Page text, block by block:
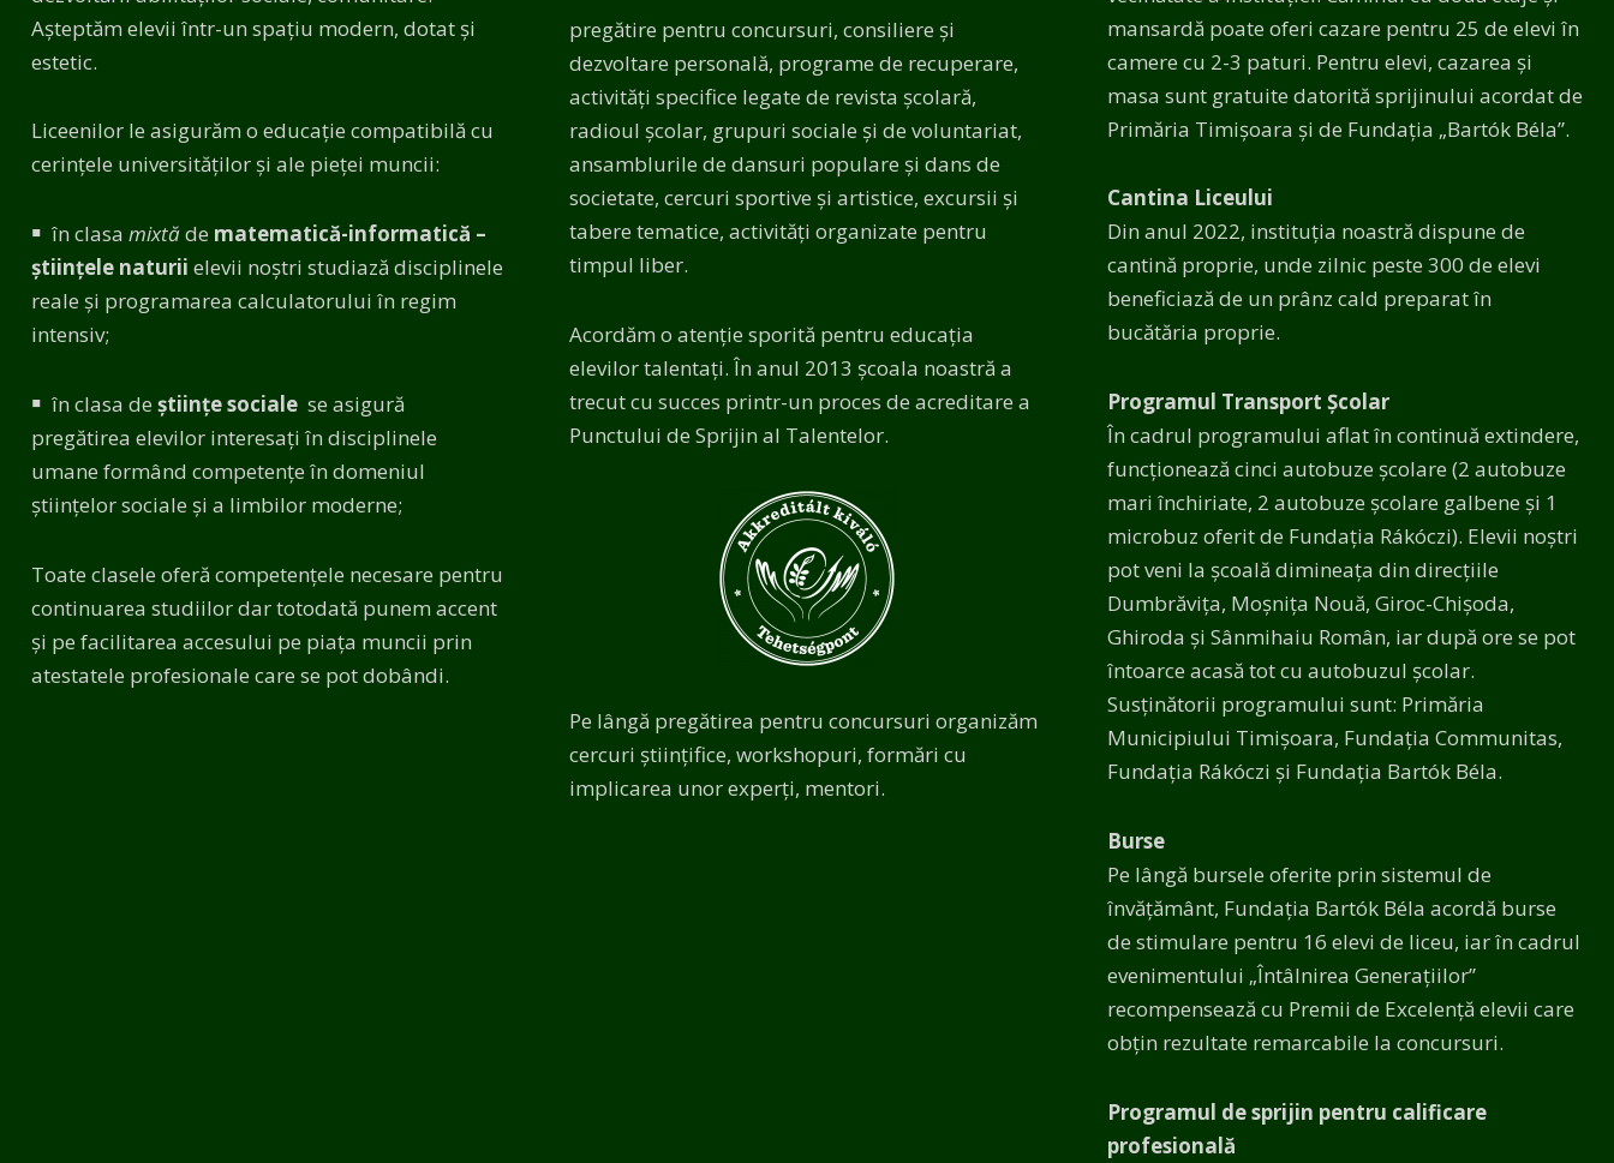
Așteptăm elevii într-un spațiu modern, dotat și
estetic.
Liceenilor le asigurăm o educaţie compatibilă cu
cerinţele universităţilor şi ale pieţei muncii:
￭ în clasa mixtăde matematică-informatică –
științele naturii elevii noştri studiază disciplinele
reale şi programarea calculatorului în regim
intensiv;
￭ în clasa de ştiinţe sociale se asigură
pregătirea elevilor interesaţi în disciplinele
umane formând competenţe în domeniul
ştiinţelor sociale şi a limbilor moderne;
Toate clasele oferă competențele necesare pentru
continuarea studiilor dar totodată punem accent
și pe facilitarea accesului pe piața muncii prin
atestatele profesionale care se pot dobândi.
pregătire pentru concursuri, consiliere și
dezvoltare personală, programe de recuperare,
activități specifice legate de revista școlară,
radioul școlar, grupuri sociale și de voluntariat,
ansamblurile de dansuri populare și dans de
societate, cercuri sportive și artistice, excursii și
tabere tematice, activități organizate pentru
timpul liber.
Acordăm o atenție sporită pentru educația
elevilor talentați. În anul 2013 școala noastră a
trecut cu succes printr-un proces de acreditare a
Punctului de Sprijin al Talentelor.
Pe lângă pregătirea pentru concursuri organizăm
cercuri științifice, workshopuri, formări cu
implicarea unor experți, mentori.
mansardă poate oferi cazare pentru 25 de elevi în
camere cu 2-3 paturi. Pentru elevi, cazarea și
masa sunt gratuite datorită sprijinului acordat de
Primăria Timișoara și de Fundația „Bartók Béla”.
Cantina Liceului
Din anul 2022, instituția noastră dispune de
cantină proprie, unde zilnic peste 300 de elevi
beneficiază de un prânz cald preparat în
bucătăria proprie.
Programul Transport Școlar
În cadrul programului aflat în continuă extindere,
funcționează cinci autobuze școlare (2 autobuze
mari închiriate, 2 autobuze școlare galbene și 1
microbuz oferit de Fundația Rákóczi). Elevii noștri
pot veni la școală dimineața din direcțiile
Dumbrăvița, Moșnița Nouă, Giroc-Chișoda,
Ghiroda și Sânmihaiu Român, iar după ore se pot
întoarce acasă tot cu autobuzul școlar.
Susținătorii programului sunt: Primăria
Municipiului Timișoara, Fundația Communitas,
Fundația Rákóczi și Fundația Bartók Béla.
Burse
Pe lângă bursele oferite prin sistemul de
învățământ, Fundația Bartók Béla acordă burse
de stimulare pentru 16 elevi de liceu, iar în cadrul
evenimentului „Întâlnirea Generațiilor”
recompensează cu Premii de Excelență elevii care
obțin rezultate remarcabile la concursuri.
Programul de sprijin pentru calificare
profesională